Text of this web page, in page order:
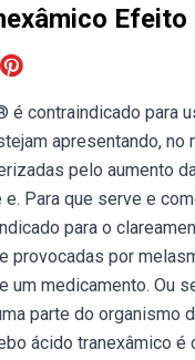
Efeito
é contraindicado para
apresentando, no
pelo aumento
Para que serve e
para o
provocadas por
um medicamento. Ou
parte do organismo
ácido tranexâmico é